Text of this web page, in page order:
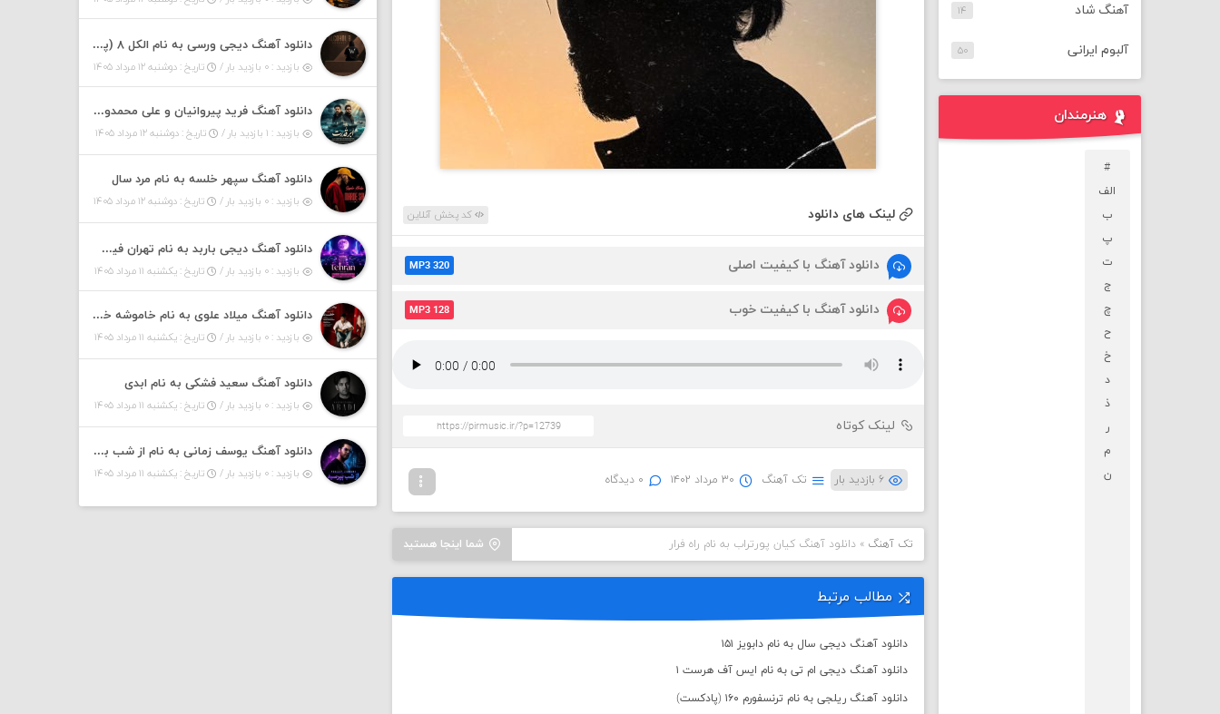
لینک های دانلود کد پخش آنلاین
دانلود آهنگ با کیفیت اصلی MP3 320
دانلود آهنگ با کیفیت خوب MP3 128
لینک کوتاه
۶ بازدید بار تک آهنگ ۳۰ مرداد ۱۴۰۲ ۰ دیدگاه
شما اینجا هستید تک آهنگ »دانلود آهنگ کیان پورتراب به نام راه فرار
مطالب مرتبط
دانلود آهنگ دیجی سال به نام دابویز ۱۵۱
دانلود آهنگ دیجی ام تی به نام ایس آف هرست ۱
دانلود آهنگ ریلجی به نام ترنسفورم ۱۶۰ (پادکست)
آهنگ شاد ۱۴
آلبوم ایرانی ۵۰
هنرمندان
#
الف
ب
پ
ت
ج
چ
ح
خ
د
ذ
ر
م
ن
دانلود آهنگ دیجی ورسی به نام الکل ۸ (پادکست)
بازدید : ۰ بازدید بار / تاریخ : دوشنبه ۱۲ مرداد ۱۴۰۵
دانلود آهنگ فرید پیروانیان و علی محمدوند به نام اَبَر قدرت
بازدید : ۱ بازدید بار / تاریخ : دوشنبه ۱۲ مرداد ۱۴۰۵
دانلود آهنگ سپهر خلسه به نام مرد سال
بازدید : ۰ بازدید بار / تاریخ : دوشنبه ۱۲ مرداد ۱۴۰۵
دانلود آهنگ دیجی باربد به نام تهران فیت ۵۵ (پادکست)
بازدید : ۰ بازدید بار / تاریخ : یکشنبه ۱۱ مرداد ۱۴۰۵
دانلود آهنگ میلاد علوی به نام خاموشه خطت
بازدید : ۰ بازدید بار / تاریخ : یکشنبه ۱۱ مرداد ۱۴۰۵
دانلود آهنگ سعید فشکی به نام ابدی
بازدید : ۰ بازدید بار / تاریخ : یکشنبه ۱۱ مرداد ۱۴۰۵
دانلود آهنگ یوسف زمانی به نام از شب بپرسین میگه چه روزگاری دارم
بازدید : ۰ بازدید بار / تاریخ : یکشنبه ۱۱ مرداد ۱۴۰۵